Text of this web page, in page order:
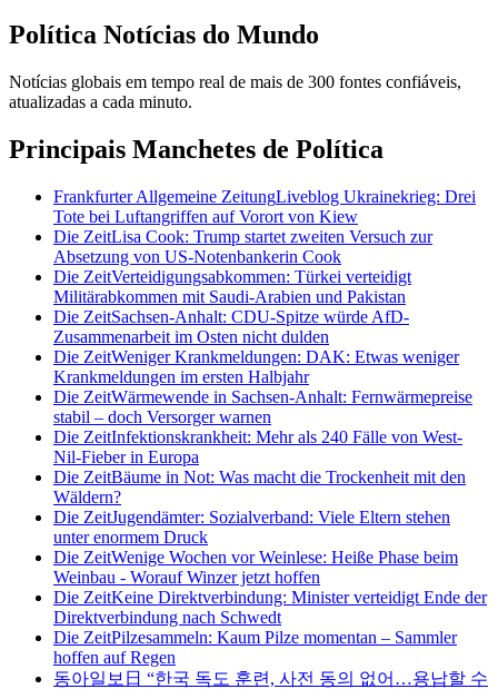
Política Notícias do Mundo
Notícias globais em tempo real de mais de 300 fontes confiáveis,
atualizadas a cada minuto.
Principais Manchetes de Política
Frankfurter Allgemeine ZeitungLiveblog Ukrainekrieg: Drei
Tote bei Luftangriffen auf Vorort von Kiew
Die ZeitLisa Cook: Trump startet zweiten Versuch zur
Absetzung von US-Notenbankerin Cook
Die ZeitVerteidigungsabkommen: Türkei verteidigt
Militärabkommen mit Saudi-Arabien und Pakistan
Die ZeitSachsen-Anhalt: CDU-Spitze würde AfD-
Zusammenarbeit im Osten nicht dulden
Die ZeitWeniger Krankmeldungen: DAK: Etwas weniger
Krankmeldungen im ersten Halbjahr
Die ZeitWärmewende in Sachsen-Anhalt: Fernwärmepreise
stabil – doch Versorger warnen
Die ZeitInfektionskrankheit: Mehr als 240 Fälle von West-
Nil-Fieber in Europa
Die ZeitBäume in Not: Was macht die Trockenheit mit den
Wäldern?
Die ZeitJugendämter: Sozialverband: Viele Eltern stehen
unter enormem Druck
Die ZeitWenige Wochen vor Weinlese: Heiße Phase beim
Weinbau - Worauf Winzer jetzt hoffen
Die ZeitKeine Direktverbindung: Minister verteidigt Ende der
Direktverbindung nach Schwedt
Die ZeitPilzesammeln: Kaum Pilze momentan – Sammler
hoffen auf Regen
동아일보 日 “한국 독도 훈련, 사전 동의 없어…용납할 수